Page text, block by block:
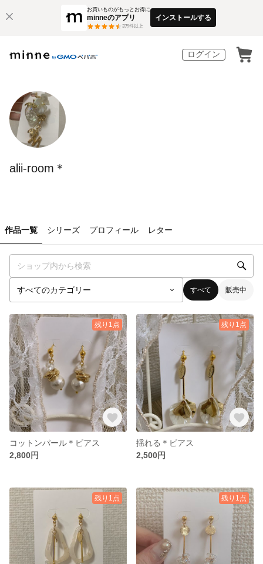
お買いものがもっとお得に
minneのアプリ
3万件以上
インストールする
ログイン
alii-room＊
作品一覧 シリーズ プロフィール レター
すべて 販売中
残り1点
コットンパール＊ピアス
2,800円
残り1点
揺れる＊ピアス
2,500円
残り1点 残り1点